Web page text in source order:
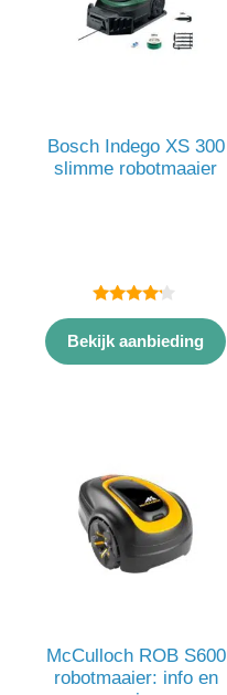
Bosch Indego XS 300
slimme robotmaaier
4.00
van 5
Bekijk aanbieding
McCulloch ROB S600
robotmaaier: info en